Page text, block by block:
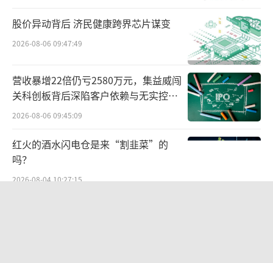
此次收购蓝鸟生物的两大资本力量凯雷集
股价异动背后 济民健康跨界芯片谋变
2026-08-06 09:47:49
营收暴增22倍仍亏2580万元，集益威闯
关科创板背后深陷客户依赖与无实控人
困局
2026-08-06 09:45:09
红火的酒水闪电仓是来“割韭菜”的
吗？
2026-08-04 10:27:15